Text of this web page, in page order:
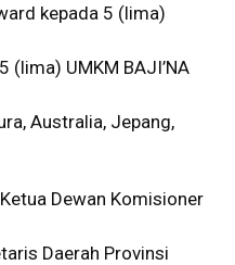
kepada 5 (lima)
(lima) UMKM BAJI’NA
Australia, Jepang,
Dewan Komisioner
Daerah Provinsi